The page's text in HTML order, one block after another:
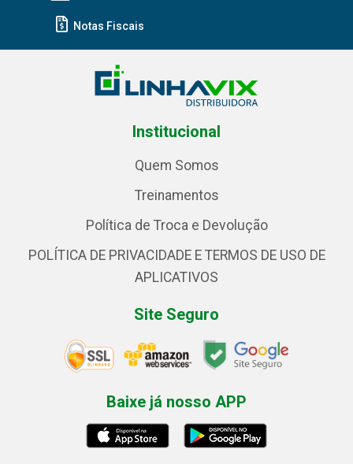
Notas Fiscais
Institucional
Quem Somos
Treinamentos
Política de Troca e Devolução
POLÍTICA DE PRIVACIDADE E TERMOS DE USO DE
APLICATIVOS
Site Seguro
Baixe já nosso APP